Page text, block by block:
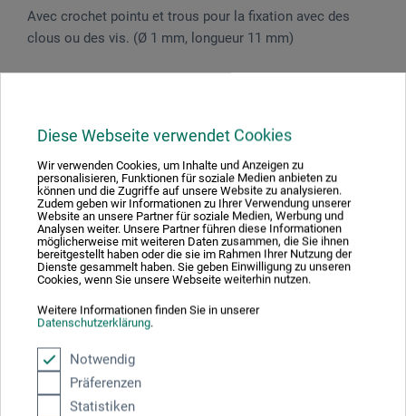
Diese Webseite verwendet Cookies
Wir verwenden Cookies, um Inhalte und Anzeigen zu
personalisieren, Funktionen für soziale Medien anbieten zu
können und die Zugriffe auf unsere Website zu analysieren.
Zudem geben wir Informationen zu Ihrer Verwendung unserer
Website an unsere Partner für soziale Medien, Werbung und
Analysen weiter. Unsere Partner führen diese Informationen
möglicherweise mit weiteren Daten zusammen, die Sie ihnen
bereitgestellt haben oder die sie im Rahmen Ihrer Nutzung der
Dienste gesammelt haben. Sie geben Einwilligung zu unseren
Cookies, wenn Sie unsere Webseite weiterhin nutzen.
Weitere Informationen finden Sie in unserer
Datenschutzerklärung.
Notwendig
Präferenzen
Statistiken
Avec crochet pointu et trous pour la fixation avec des
clous ou des vis. (Ø 1 mm, longueur 11 mm)
Évaluations des produits (0)
Soyez le premier à donner votre avis sur ce produit.
ÉVALUER LE PRODUIT MAINTENANT
Contact du fabricant